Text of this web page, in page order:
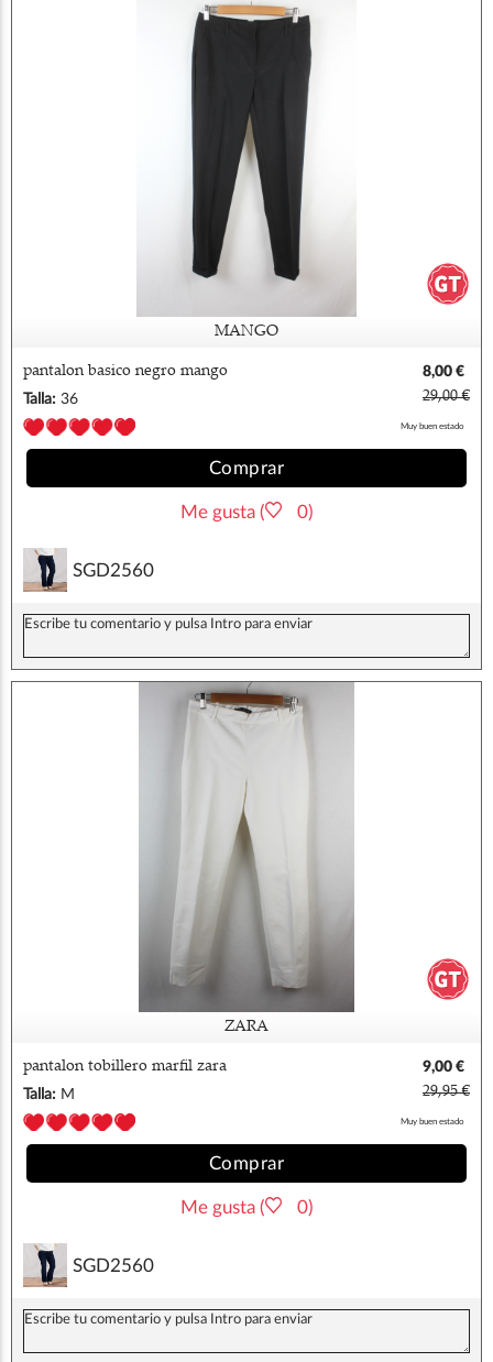
MANGO
pantalon basico negro mango
8,00 €
Talla: 36 29,00 €
Muy buen estado
Comprar
Me gusta ( 0)
SGD2560
ZARA
pantalon tobillero marfil zara
9,00 €
Talla: M 29,95 €
Muy buen estado
Comprar
Me gusta ( 0)
SGD2560